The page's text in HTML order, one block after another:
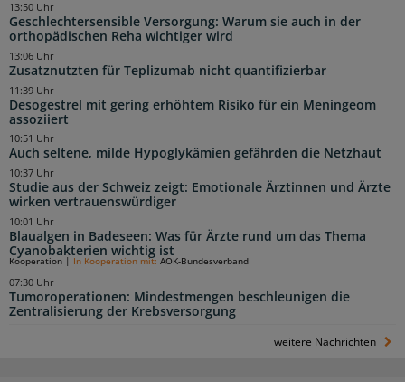
Geschlechtersensible Versorgung: Warum sie auch in der
orthopädischen Reha wichtiger wird
13:50 Uhr
Zusatznutzten für Teplizumab nicht quantifizierbar
13:06 Uhr
Desogestrel mit gering erhöhtem Risiko für ein Meningeom
assoziiert
11:39 Uhr
Auch seltene, milde Hypoglykämien gefährden die Netzhaut
10:51 Uhr
Studie aus der Schweiz zeigt: Emotionale Ärztinnen und Ärzte
wirken vertrauenswürdiger
10:37 Uhr
Blaualgen in Badeseen: Was für Ärzte rund um das Thema
Cyanobakterien wichtig ist
10:01 Uhr
Tumoroperationen: Mindestmengen beschleunigen die
Zentralisierung der Krebsversorgung
Kooperation | In Kooperation mit: AOK-Bundesverband
07:30 Uhr
weitere Nachrichten